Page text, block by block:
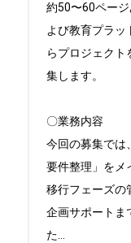
約50〜60ペー
よび教育プラ
らプロジェクト
集します。
〇業務内容
今回の募集では
要件整理」をメ
移行フェーズの
企画サポートま
た